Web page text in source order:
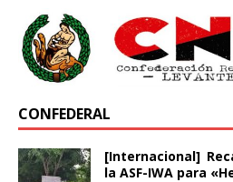
CONFEDERAL
[Internacional]
la ASF-IWA para